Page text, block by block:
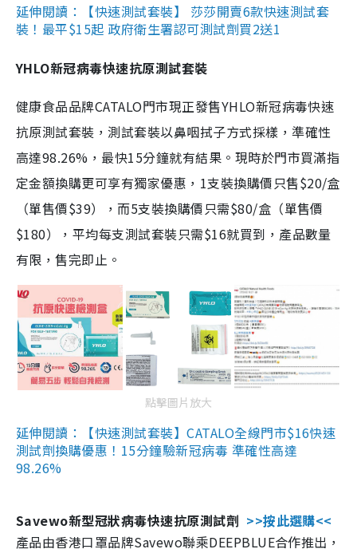
延伸閱讀：【快速測試套裝】 莎莎開賣6款快速測試套
裝！最平$15起 政府衛生署認可測試劑買2送1
YHLO新冠病毒快速抗原測試套裝
健康食品品牌CATALO門市現正發售YHLO新冠病毒快速
抗原測試套裝，測試套裝以鼻咽拭子方式採樣，準確性
高達98.26%，最快15分鐘就有結果。現時於門市買滿指
定金額換購更可享有獨家優惠，1支裝換購價只售$20/盒
（單售價$39），而5支裝換購價只需$80/盒（單售價
$180），平均每支測試套裝只需$16就買到，產品數量
有限，售完即止。
點擊圖片放大
延伸閱讀：【快速測試套裝】CATALO全線門市$16快速
測試劑換購優惠！15分鐘驗新冠病毒 準確性高達
98.26%
Savewo新型冠狀病毒快速抗原測試劑 >>按此選購<<
產品由香港口罩品牌Savewo聯乘DEEPBLUE合作推出，